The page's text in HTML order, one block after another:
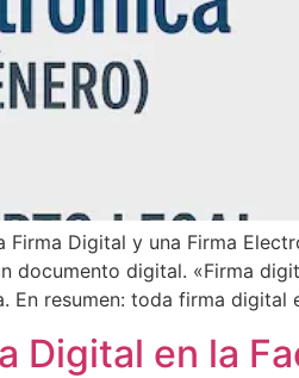
Firma Digital y una Firma
documento digital. «Firma
En resumen: toda firma digital
Digital en la